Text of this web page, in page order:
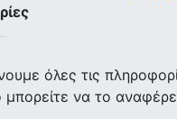
όλες τις
μπορείτε να το